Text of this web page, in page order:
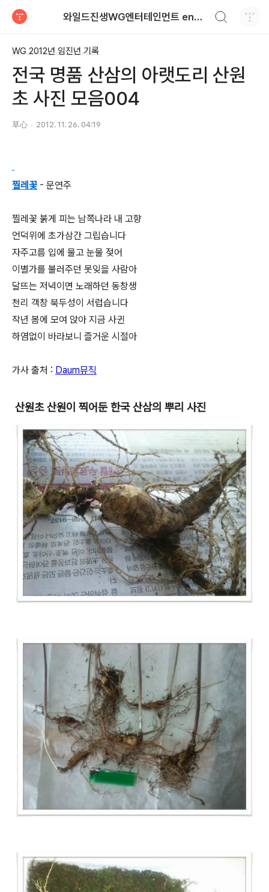
와일드진생WG엔터테인먼트 entertainment
WG 2012년 임진년 기록
전국 명품 산삼의 아랫도리 산원
초 사진 모음004
草心 2012. 11. 26. 04:19
찔레꽃 - 문연주
찔레꽃 붉게 피는 남쪽나라 내 고향
언덕위에 초가삼간 그립습니다
자주고름 입에 물고 눈물 젖어
이별가를 불러주던 못잊을 사람아
달뜨는 저녁이면 노래하던 동창생
천리 객창 북두성이 서럽습니다
작년 봄에 모여 앉아 지금 사귄
하염없이 바라보니 즐거운 시절아
가사 출처 : Daum뮤직
산원초 산원이 찍어둔 한국 산삼의 뿌리 사진